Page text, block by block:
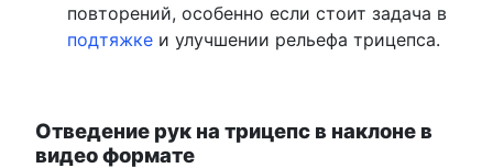
повторений, особенно если стоит задача в
подтяжкеи улучшении рельефа трицепса.
Отведение рук на трицепс в наклоне в
видео формате